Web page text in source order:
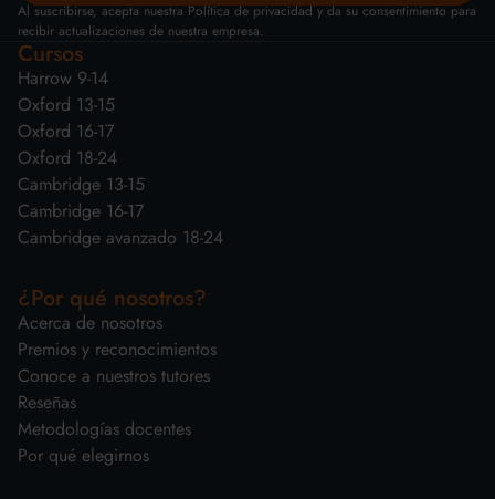
Al suscribirse, acepta nuestra Política de privacidad y da su consentimiento para
recibir actualizaciones de nuestra empresa.
Cursos
Harrow 9-14
Oxford 13-15
Oxford 16-17
Oxford 18-24
Cambridge 13-15
Cambridge 16-17
Cambridge avanzado 18-24
¿Por qué nosotros?
Acerca de nosotros
Premios y reconocimientos
Conoce a nuestros tutores
Reseñas
Metodologías docentes
Por qué elegirnos